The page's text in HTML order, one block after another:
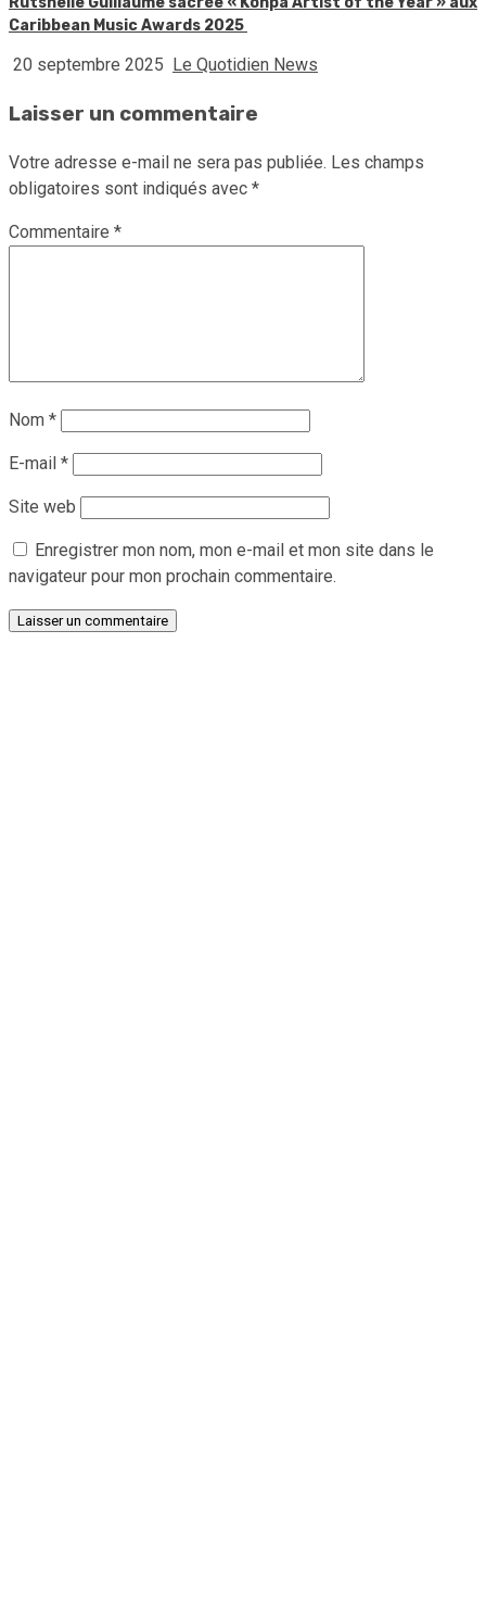
Caribbean Music Awards 2025
20 septembre 2025 Le Quotidien News
Laisser un commentaire
Votre adresse e-mail ne sera pas publiée. Les champs
obligatoires sont indiqués avec *
Commentaire *
Nom *
E-mail *
Site web
Enregistrer mon nom, mon e-mail et mon site dans le
navigateur pour mon prochain commentaire.